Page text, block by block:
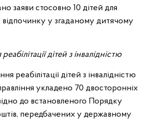
заяви стосовно 10 дітей для
відпочинку у згаданому дитячому
дітей з інвалідністю
реабілітації дітей з інвалідністю
укладено 70 двосторонніх
до встановленого Порядку
передбачених у державному